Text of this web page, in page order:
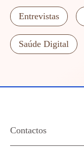
Entrevistas
Saúde Digital
Contactos